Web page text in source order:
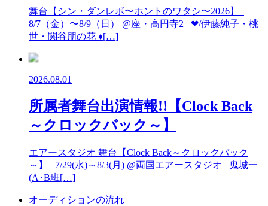
舞台【シン・ダンレボ〜ホントのワタシ〜2026】
8/7（金）〜8/9（日） @座・高円寺2 ❤︎/伊藤純子・桃
世・関谷朋の花 ♦︎[…]
2026.08.01
所属者舞台出演情報!!【Clock Back
～クロックバック～】
エアースタジオ 舞台【Clock Back～クロックバック
～】 7/29(水)～8/3(月) @両国エアースタジオ 鬼城一
(A･B班[…]
オーディションの流れ